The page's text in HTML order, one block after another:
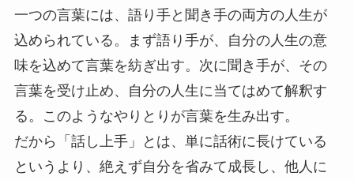
一つの言葉には、語り手と聞き手の両方の人生が
込められている。まず語り手が、自分の人生の意
味を込めて言葉を紡ぎ出す。次に聞き手が、その
言葉を受け止め、自分の人生に当てはめて解釈す
る。このようなやりとりが言葉を生み出す。
だから「話し上手」とは、単に話術に長けている
というより、絶えず自分を省みて成長し、他人に